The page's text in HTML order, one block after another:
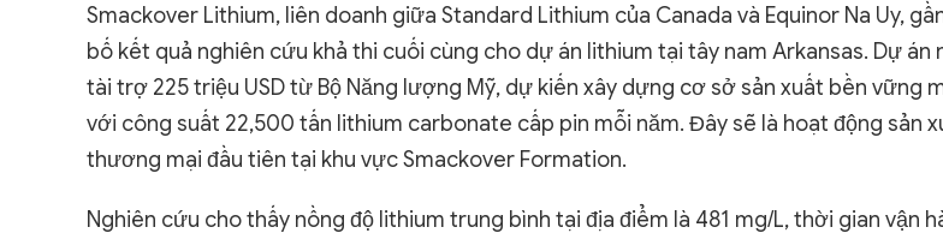
Smackover Lithium, liên doanh giữa Standard Lithium của Canada và Equinor Na Uy,
bố kết quả nghiên cứu khả thi cuối cùng cho dự án lithium tại tây nam Arkansas. Dự án
tài trợ 225 triệu USD từ Bộ Năng lượng Mỹ, dự kiến xây dựng cơ sở sản xuất bền vững
với công suất 22,500 tấn lithium carbonate cấp pin mỗi năm. Đây sẽ là hoạt động sản
thương mại đầu tiên tại khu vực Smackover Formation.
Nghiên cứu cho thấy nồng độ lithium trung bình tại địa điểm là 481 mg/L, thời gian vận